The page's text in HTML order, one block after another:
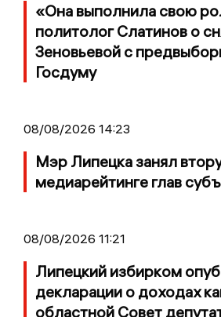
«Она выполнила свою
политолог Слатинов о
Зеновьевой с
Госдуму
08/08/2026 14:23
Мэр Липецка занял
медиарейтинге глав
08/08/2026 11:21
Липецкий избирком
декларации о доходах
областной Совет